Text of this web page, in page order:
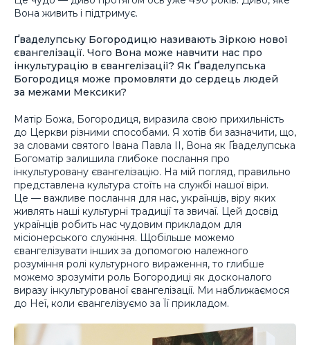
Вона живить і підтримує.
Ґваделупську Богородицю називають Зіркою нової
євангелізації. Чого Вона може навчити нас про
інкультурацію в євангелізації? Як Ґваделупська
Богородиця може промовляти до сердець людей
за межами Мексики?
Матір Божа, Богородиця, виразила свою прихильність
до Церкви різними способами. Я хотів би зазначити, що,
за словами святого Івана Павла ІІ, Вона як Ґваделупська
Богоматір залишила глибоке послання про
інкультуровану євангелізацію. На мій погляд, правильно
представлена культура стоїть на службі нашої віри.
Це — важливе послання для нас, українців, віру яких
живлять наші культурні традиції та звичаї. Цей досвід
українців робить нас чудовим прикладом для
місіонерського служіння. Щобільше можемо
євангелізувати інших за допомогою належного
розуміння ролі культурного вираження, то глибше
можемо зрозуміти роль Богородиці як досконалого
виразу інкультурованої євангелізації. Ми наближаємося
до Неї, коли євангелізуємо за Її прикладом.